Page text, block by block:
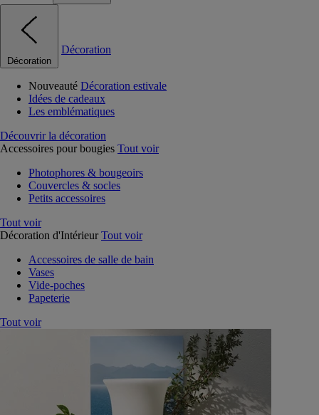
Décoration
Décoration
Nouveauté Décoration estivale
Idées de cadeaux
Les emblématiques
Découvrir la décoration
Accessoires pour bougies Tout voir
Photophores & bougeoirs
Couvercles & socles
Petits accessoires
Tout voir
Décoration d'Intérieur Tout voir
Accessoires de salle de bain
Vases
Vide-poches
Papeterie
Tout voir